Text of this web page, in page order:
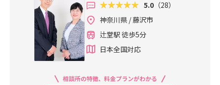
5.0 （28）
神奈川県 / 藤沢市
辻堂駅 徒歩5分
日本全国対応
相談所の特徴、料金プランがわかる